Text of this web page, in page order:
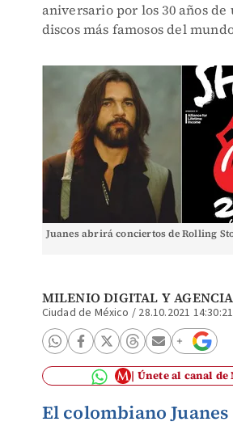
aniversario por los 30 años de
discos más famosos del
Juanes abrirá conciertos de Rolling
MILENIO DIGITAL Y
Ciudad de México / 28.10.2021 14:30:21
Únete al canal
El colombiano Juanes